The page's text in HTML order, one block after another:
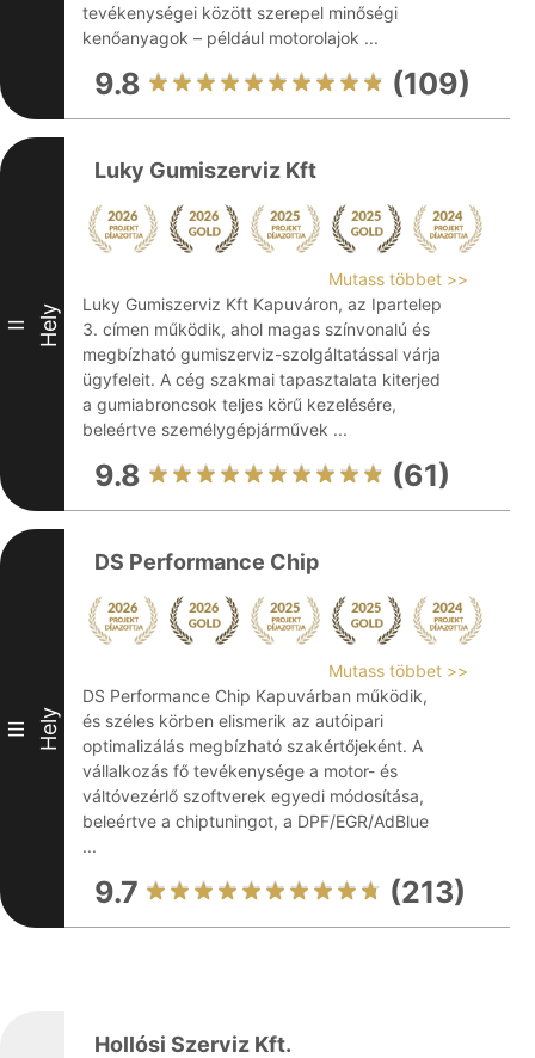
tevékenységei között szerepel minőségi
kenőanyagok – például motorolajok ...
9.8 (109)
II Hely
Luky Gumiszerviz Kft
Mutass többet >>
Luky Gumiszerviz Kft Kapuváron, az Ipartelep
3. címen működik, ahol magas színvonalú és
megbízható gumiszerviz-szolgáltatással várja
ügyfeleit. A cég szakmai tapasztalata kiterjed
a gumiabroncsok teljes körű kezelésére,
beleértve személygépjárművek ...
9.8 (61)
III Hely
DS Performance Chip
Mutass többet >>
DS Performance Chip Kapuvárban működik,
és széles körben elismerik az autóipari
optimalizálás megbízható szakértőjeként. A
vállalkozás fő tevékenysége a motor- és
váltóvezérlő szoftverek egyedi módosítása,
beleértve a chiptuningot, a DPF/EGR/AdBlue
...
9.7 (213)
Hollósi Szerviz Kft.